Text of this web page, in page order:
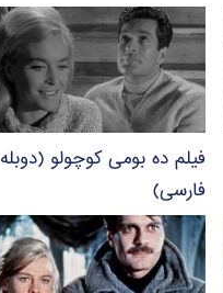
فیلم ده بومی کوچولو (دوبله
فارسی)